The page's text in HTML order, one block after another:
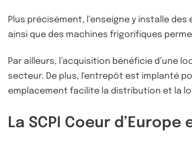
Plus précisément, l’enseigne y installe
ainsi que des machines frigorifiques
Par ailleurs, l’acquisition bénéficie d’une
secteur. De plus, l'entrepôt est implanté
emplacement facilite la distribution et la
La SCPI Coeur d’Europe